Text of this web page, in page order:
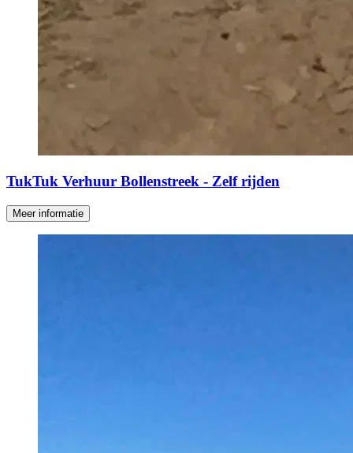
TukTuk Verhuur Bollenstreek - Zelf rijden
Meer informatie